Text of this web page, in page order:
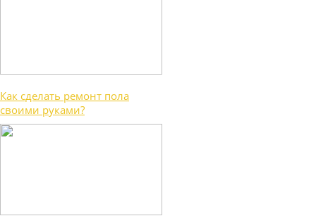
Как сделать ремонт пола
своими руками?